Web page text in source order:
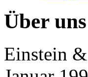
Über uns
Einstein